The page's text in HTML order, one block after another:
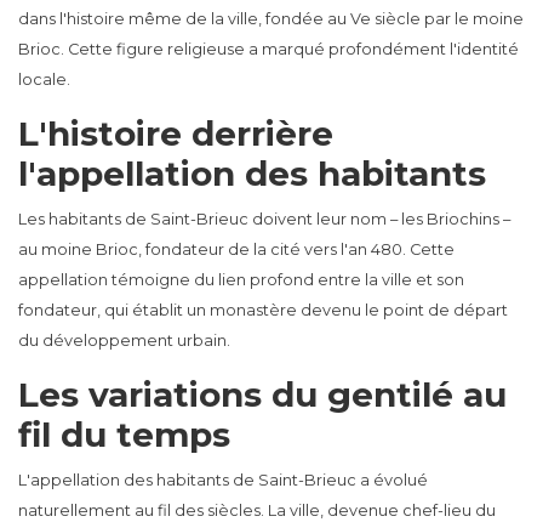
dans l'histoire même de la ville, fondée au Ve siècle par le moine
Brioc. Cette figure religieuse a marqué profondément l'identité
locale.
L'histoire derrière
l'appellation des habitants
Les habitants de Saint-Brieuc doivent leur nom – les Briochins –
au moine Brioc, fondateur de la cité vers l'an 480. Cette
appellation témoigne du lien profond entre la ville et son
fondateur, qui établit un monastère devenu le point de départ
du développement urbain.
Les variations du gentilé au
fil du temps
L'appellation des habitants de Saint-Brieuc a évolué
naturellement au fil des siècles. La ville, devenue chef-lieu du